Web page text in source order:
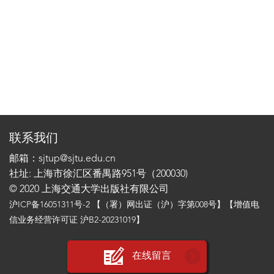
联系我们
邮箱：sjtup@sjtu.edu.cn
社址: 上海市徐汇区番禺路951号（200030)
© 2020 上海交通大学出版社有限公司
沪ICP备16051311号-2 【（署）网出证（沪）字第008号】【增值电
信业务经营许可证 沪B2-20231019】
在线留言